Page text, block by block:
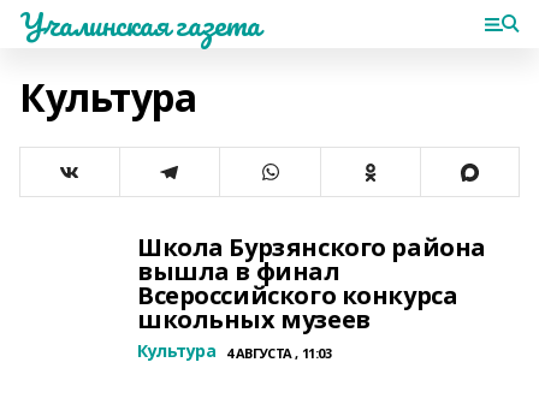
Учалинская газета
Культура
Школа Бурзянского района
вышла в финал
Всероссийского конкурса
школьных музеев
Культура 4 АВГУСТА , 11:03